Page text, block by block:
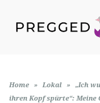
Home » Lokal »
„Ich
ihren Kopf spürte“: Meine